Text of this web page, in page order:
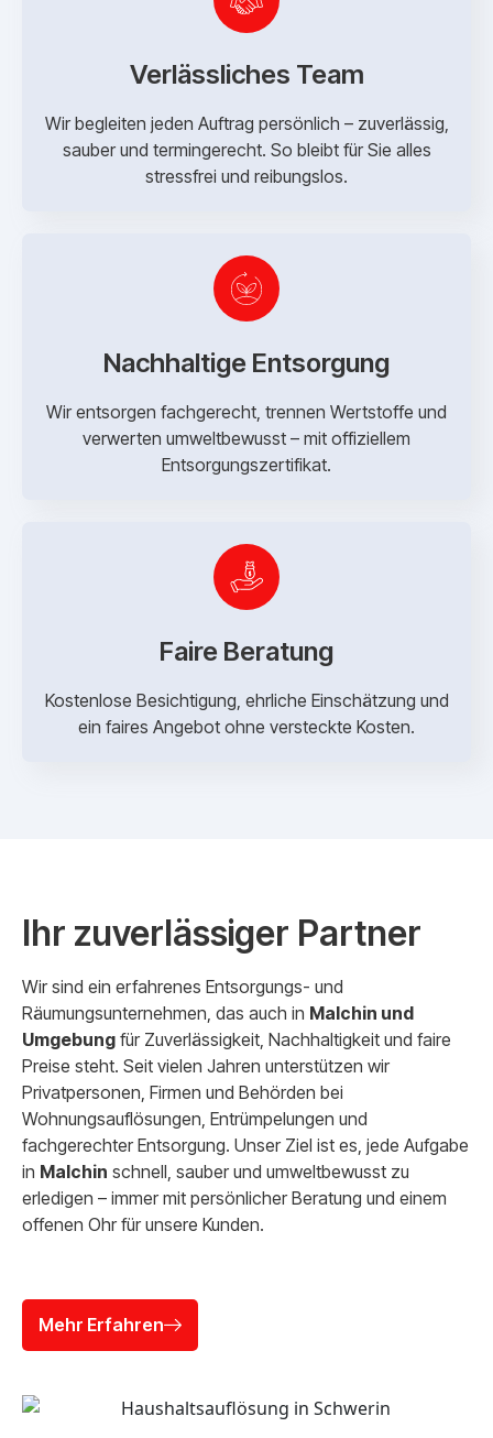
Verlässliches Team
Wir begleiten jeden Auftrag persönlich – zuverlässig,
sauber und termingerecht. So bleibt für Sie alles
stressfrei und reibungslos.
Nachhaltige Entsorgung
Wir entsorgen fachgerecht, trennen Wertstoffe und
verwerten umweltbewusst – mit offiziellem
Entsorgungszertifikat.
Faire Beratung
Kostenlose Besichtigung, ehrliche Einschätzung und
ein faires Angebot ohne versteckte Kosten.
Ihr zuverlässiger Partner
Wir sind ein erfahrenes Entsorgungs- und
Räumungsunternehmen, das auch in Malchin und
Umgebung für Zuverlässigkeit, Nachhaltigkeit und faire
Preise steht. Seit vielen Jahren unterstützen wir
Privatpersonen, Firmen und Behörden bei
Wohnungsauflösungen, Entrümpelungen und
fachgerechter Entsorgung. Unser Ziel ist es, jede Aufgabe
in Malchin schnell, sauber und umweltbewusst zu
erledigen – immer mit persönlicher Beratung und einem
offenen Ohr für unsere Kunden.
Mehr Erfahren